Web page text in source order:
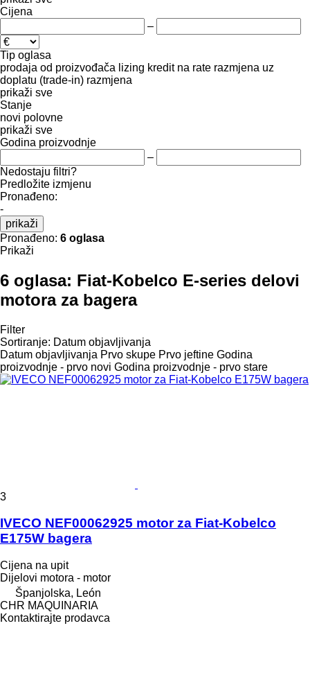
Cijena
–
Tip oglasa
prodaja od proizvođača lizing kredit na rate razmjena uz
doplatu (trade-in) razmjena
prikaži sve
Stanje
novi polovne
prikaži sve
Godina proizvodnje
–
Nedostaju filtri?
Predložite izmjenu
Pronađeno:
-
prikaži
Pronađeno: 6 oglasa
Prikaži
6 oglasa: Fiat-Kobelco E-series delovi
motora za bagerа
Filter
Sortiranje: Datum objavljivanja
Datum objavljivanja Prvo skupe Prvo jeftine Godina
proizvodnje - prvo novi Godina proizvodnje - prvo stare
3
IVECO NEF00062925 motor za Fiat-Kobelco
E175W bagera
Cijena na upit
Dijelovi motora - motor
Španjolska, León
CHR MAQUINARIA
Kontaktirajte prodavca